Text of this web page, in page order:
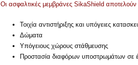
Οι ασφαλτικές μεμβράνες SikaShield αποτελούν
Τοιχία αντιστήριξης και υπόγειες
Δώματα
Υπόγειους χώρους στάθμευσης
Προστασία διαφόρων υποστρωμάτων